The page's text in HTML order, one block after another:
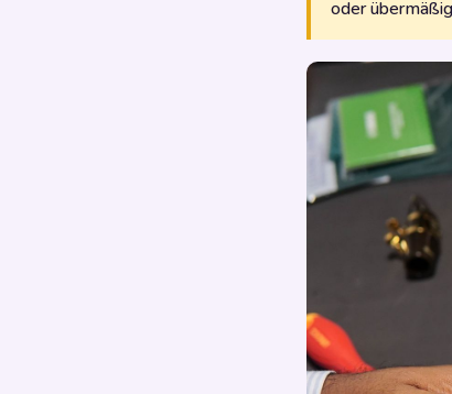
oder